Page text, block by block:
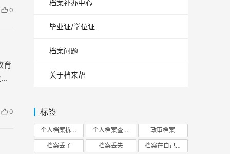
0
育
0
档案补办中心
毕业证/学位证
档案问题
关于档来帮
标签
个人档案拆开 个人档案查询 政审档案
档案丢了 档案丢失 档案在自己手里